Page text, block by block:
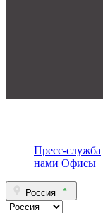
Пресс-служба
нами Офисы
Россия